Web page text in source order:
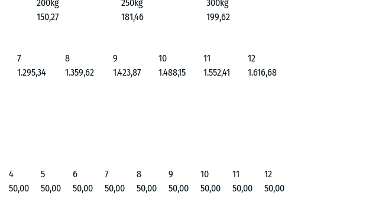
200kg 250kg
300kg
150,27 181,46 199,62
7 8 9 10 11
12
1.295,34 1.359,62 1.423,87 1.488,15 1.552,41 1.616,68
4 5 6 7 8 9 10 11
12
50,00 50,00 50,00 50,00 50,00 50,00 50,00 50,00 50,00